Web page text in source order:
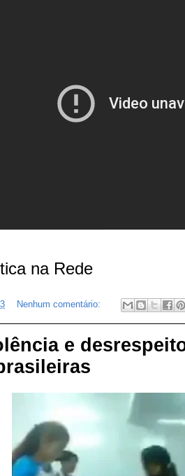
na Rede
Nenhum comentário:
e